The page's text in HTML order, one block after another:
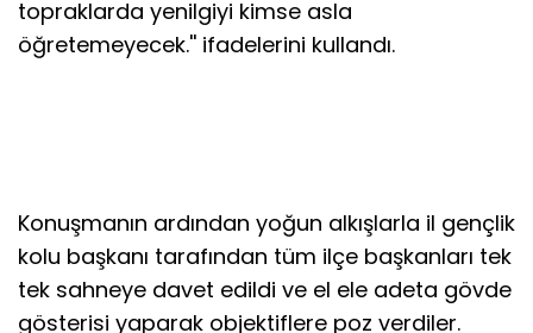
topraklarda yenilgiyi kimse asla
öğretemeyecek.'' ifadelerini kullandı.
Konuşmanın ardından yoğun alkışlarla il gençlik
kolu başkanı tarafından tüm ilçe başkanları tek
tek sahneye davet edildi ve el ele adeta gövde
gösterisi yaparak objektiflere poz verdiler.